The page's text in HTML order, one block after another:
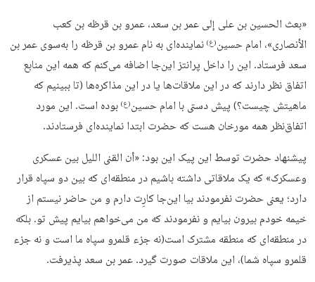
«بعث الحسین بن علی إلى عمر بن سعد، عمرو بن قرظه بن کعب
الأنصاری»، امام حسین(ع) نماینده‌ای به نام عمرو بن قرظه را به‌سوی عمر بن
سعد فرستاد. این را داخل پرانتز این‌جا اضافه می‌کنم که همه این منابع
اتفاق نظر دارند که در این ملاقات‌ها یا در این مذاکره‌ها (تا ببینیم که
ماهیتش چیست؟) پیش دستی با امام حسین(ع) بوده است. این مورد
اتفاق‌نظر همه مورخان هست که حضرت ابتدا نماینده‌ای فرستادند.
پیشنهاد حضرت توسط این پیک این بود: «أن القنی اللیل بین عسکری
وعسکرک» که یک ملاقاتی داشته باشیم در منطقه‌ای که بین دو سپاه قرار
دارد؛ یعنی حضرت نفرمودند بیا این‌جا کارِت دارم و من حاضر نیستم از
خیمه خودم بیرون بیایم و نفرمودند که من می‌خواهم بیایم پیش تو. بلکه
در منطقه‌ای که منطقه مشترک است(نه جزء قلمرو سپاه ما است و نه جزء
قلمرو سپاه شما)، این ملاقات صورت گیرد. عمر بن سعد پذیرفت.